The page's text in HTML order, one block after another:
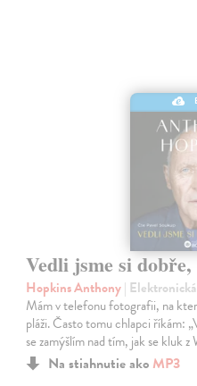
Vedli jsme si
Hopkins Anthony|
Mám v telefonu fotografii, na
pláži. Často tomu chlapci říkám:
se zamýšlím nad tím, jak se kluk
Na stiahnutie ako MP3